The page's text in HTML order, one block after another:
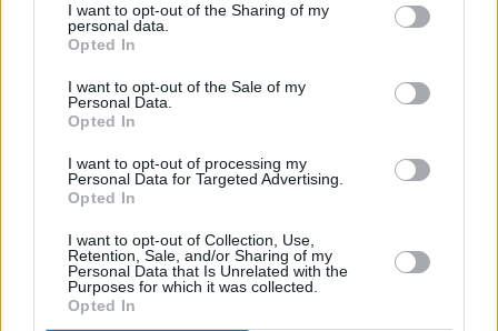
I want to opt-out of the Sharing of my
personal data.
Opted In
I want to opt-out of the Sale of my
Personal Data.
Opted In
I want to opt-out of processing my
Personal Data for Targeted Advertising.
Opted In
I want to opt-out of Collection, Use,
Retention, Sale, and/or Sharing of my
Personal Data that Is Unrelated with the
Purposes for which it was collected.
Opted In
Τιμές με το κλείσιμο της 30/01/26
Καθοδική σηματοδότηση. Η τάση
αντιστράφηκε σε καθοδική.